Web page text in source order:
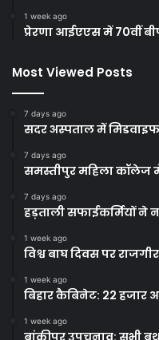
1 week ago
प्रेरणा आईएएस में 70वीं
Most Viewed Posts
7 days ago
सदर अस्पताल में
7 days ago
समस्तीपुर महिला कॉलेज
7 days ago
हड़ताली सफाईकर्मियों ने
1 week ago
विश्व बाघ दिवस पर
1 week ago
बिहार कैबिनेट: 22 हजार
1 week ago